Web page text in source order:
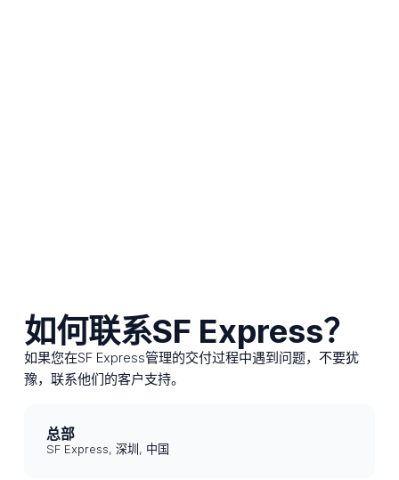
如何联系SF Express？
如果您在SF Express管理的交付过程中遇到问题，不要犹
豫，联系他们的客户支持。
总部
SF Express, 深圳, 中国